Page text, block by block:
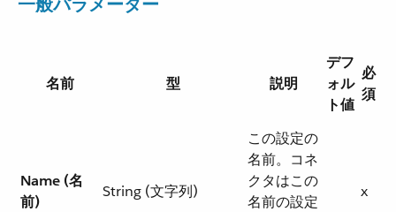
名前 型 説明
デフ
ォル
ト値
必
須
Name (名
前)
String (文字列)
この設定の
名前。コネ
クタはこの
名前の設定
x